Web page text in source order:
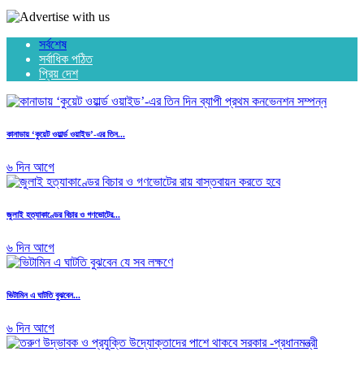
সর্বশেষ
সর্বাধিক পঠিত
প্রিয় দেশ
কানাডায় ‘কুয়েট ওয়ার্ল্ড ওয়াইড’-এর তিন...
৬ দিন আগে
জুলাই হত্যাকাণ্ডের বিচার ও গণভোটের...
৬ দিন আগে
ভিটামিন এ ঘাটতি বুঝবেন...
৬ দিন আগে